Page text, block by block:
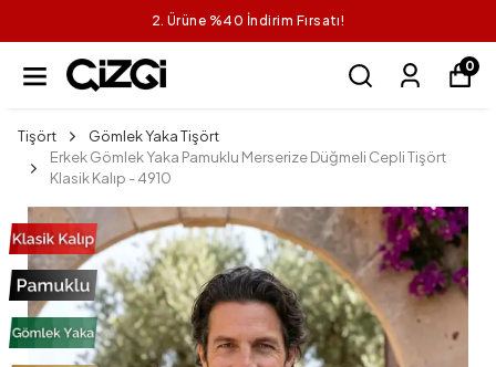
1 Alana 1 Bedava
0
Tişört
Gömlek Yaka Tişört
Erkek Gömlek Yaka Pamuklu Merserize Düğmeli Cepli Tişört
Klasik Kalıp - 4910